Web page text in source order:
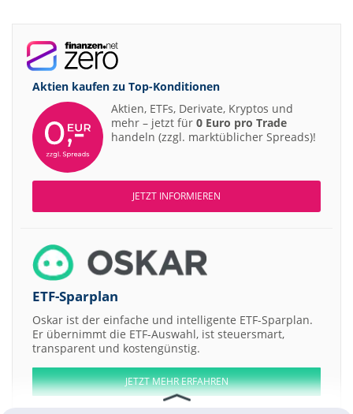
Aktien kaufen zu Top-Konditionen
Aktien, ETFs, Derivate, Kryptos und
mehr – jetzt für 0 Euro pro Trade
handeln (zzgl. marktüblicher Spreads)!
JETZT INFORMIEREN
ETF-Sparplan
Oskar ist der einfache und intelligente ETF-Sparplan.
Er übernimmt die ETF-Auswahl, ist steuersmart,
transparent und kostengünstig.
JETZT MEHR ERFAHREN